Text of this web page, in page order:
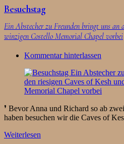
Besuchstag
Ein Abstecher zu Freunden bringt uns an
winzigen Costello Memorial Chapel vorbei
Kommentar hinterlassen
❜ Bevor Anna und Richard so ab
haben besuchen wir die Caves of
Weiterlesen